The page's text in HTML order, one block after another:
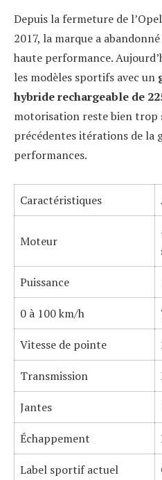
Depuis la fermeture de
2017, la marque a
haute performance.
les modèles sportifs avec un
hybride rechargeable de
motorisation reste bien trop
précédentes itérations de la
performances.
Caractéristiques
Moteur
Puissance
0 à 100 km/h
Vitesse de pointe
Transmission
Jantes
Échappement
Label sportif actuel